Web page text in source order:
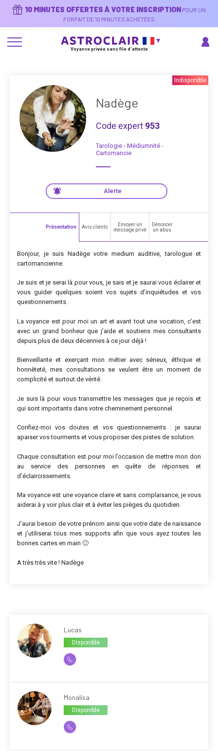
10 MINUTES OFFERTES À VOTRE INSCRIPTION POUR UN
FORFAIT DE 10 MINUTES ACHETÉES
Voyance privée sans file d'attente
Lucas
Disponible
Monalisa
Disponible
Indisponible
Nadège
Code expert 953
Tarologie - Médiumnité -
Cartomancie
Alerte
Présentation Avis clients
Envoyer un
message privé
Dénoncer
un abus
Bonjour, je suis Nadège votre medium auditive, tarologue et
cartomancienne.
Je suis et je serai là pour vous, je sais et je saurai vous éclairer et
vous guider quelques soient vos sujets d’inquiétudes et vos
questionnements.
La voyance est pour moi un art et avant tout une vocation, c’est
avec un grand bonheur que j’aide et soutiens mes consultants
depuis plus de deux décennies à ce jour déjà !
Bienveillante et exerçant mon métier avec sérieux, éthique et
honnêteté, mes consultations se veulent être un moment de
complicité et surtout de vérité.
Je suis là pour vous transmettre les messages que je reçois et
qui sont importants dans votre cheminement personnel.
Confiez-moi vos doutes et vos questionnements : je saurai
apaiser vos tourments et vous proposer des pistes de solution.
Chaque consultation est pour moi l’occasion de mettre mon don
au service des personnes en quête de réponses et
d’éclaircissements.
Ma voyance est une voyance claire et sans complaisance, je vous
aiderai à y voir plus clair et à éviter les pièges du quotidien.
J’aurai besoin de votre prénom ainsi que votre date de naissance
et j’utiliserai tous mes supports afin que vous ayez toutes les
bonnes cartes en main 🙂
A très très vite ! Nadège